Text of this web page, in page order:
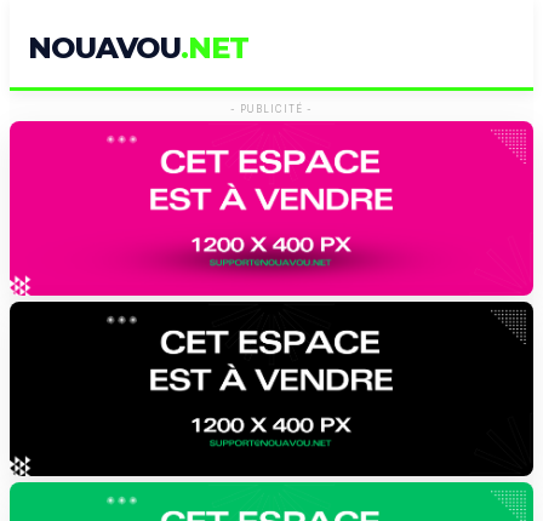
NOUAVOU.NET
- PUBLICITÉ -